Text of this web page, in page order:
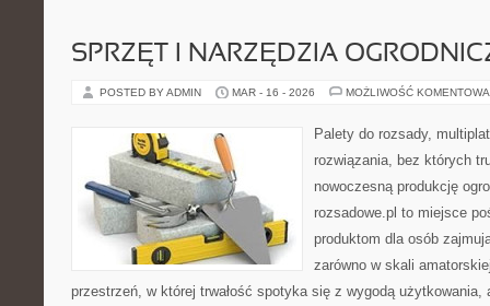
SPRZĘT I NARZĘDZIA
POSTED BY ADMIN MAR - 16 - 2026 MOŻLIWOŚĆ
Palety do rozsady,
rozwiązania, bez których
nowoczesną produkcję
rozsadowe.pl to miejsce
produktom dla osób
zarówno w skali
przestrzeń, w której trwałość spotyka się z wygodą użytkowania,